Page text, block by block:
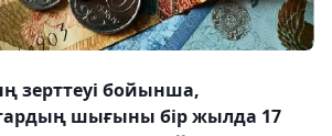
зерттеуі бойынша,
шығыны бір жылда 17